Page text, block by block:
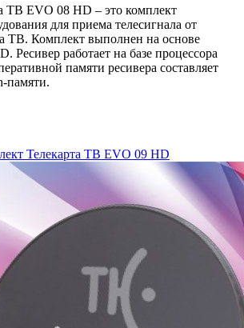
ТВ EVO 08 HD – это комплект
для приема телесигнала от
ТВ. Комплект выполнен на основе
Ресивер работает на базе процессора
памяти ресивера составляет
памяти.
Телекарта ТВ EVO 09 HD